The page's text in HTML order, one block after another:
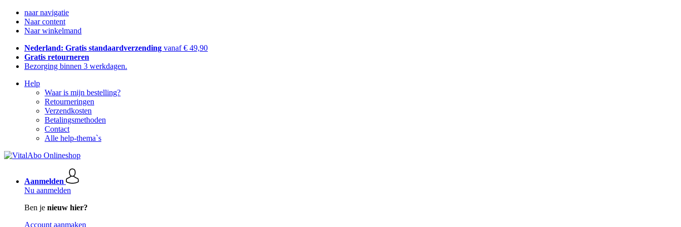
naar navigatie
Naar content
Naar winkelmand
Nederland: Gratis standaardverzending vanaf € 49,90
Gratis retourneren
Bezorging binnen 3 werkdagen.
Help
Waar is mijn bestelling?
Retourneringen
Verzendkosten
Betalingsmethoden
Contact
Alle help-thema`s
Aanmelden
Nu aanmelden
Ben je nieuw hier?
Account aanmaken